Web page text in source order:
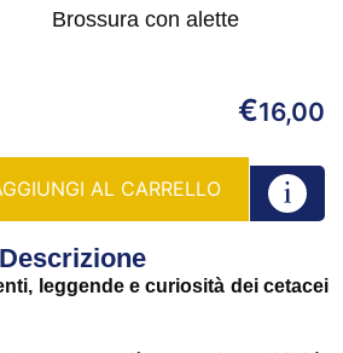
Brossura con alette
€16,00
AL CARRELLO
Descrizione
leggende e curiosità dei cetacei